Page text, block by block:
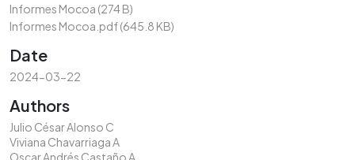
Informes Mocoa (274 B)
Informes Mocoa.pdf(645.8 KB)
Date
2024-03-22
Authors
Julio César Alonso C
Viviana Chavarriaga A
Oscar Andrés Castaño A